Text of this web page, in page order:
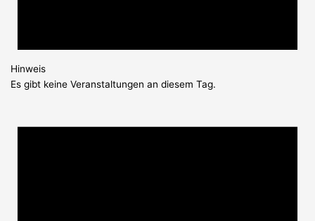
Hinweis
Es gibt keine Veranstaltungen an diesem Tag.